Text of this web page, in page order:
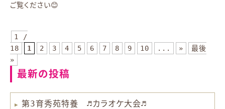
ご覧ください😊
1 /
18
1 2 3 4 5 6 7 8 9 10 ... »
最後
»
最新の投稿
第3育秀苑特養 ♬カラオケ大会♬